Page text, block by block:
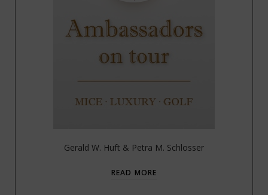
Gerald W. Huft & Petra M. Schlosser
READ MORE